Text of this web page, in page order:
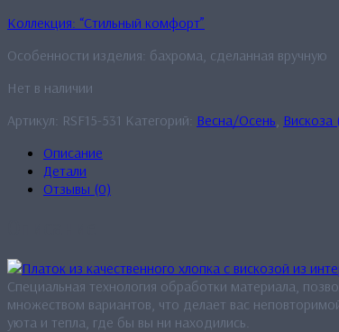
Коллекция: “Стильный комфорт”
Особенности изделия: бахрома, сделанная вручную
Нет в наличии
Артикул: RSF15-531 Категорий: Весна/Осень
Описание
Детали
Отзывы (0)
Специальная технология обработки материала,
множеством вариантов, что делает вас
уюта и тепла, где бы вы ни находились.